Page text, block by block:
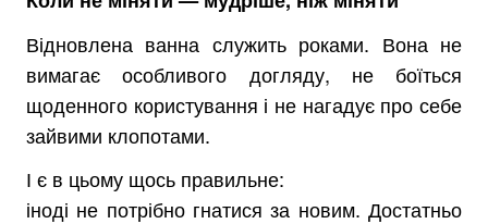
Відновлена ванна служить роками. Вона не
вимагає особливого догляду, не боїться
щоденного користування і не нагадує про себе
зайвими клопотами.
І є в цьому щось правильне:
іноді не потрібно гнатися за новим. Достатньо